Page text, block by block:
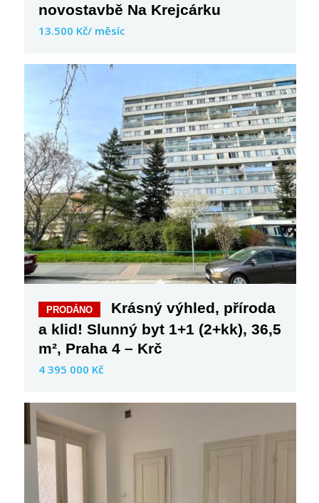
novostavbě Na Krejcárku
13.500 Kč/ měsíc
Krásný výhled, příroda
a klid! Slunný byt 1+1 (2+kk), 36,5
m², Praha 4 – Krč
4 395 000 Kč